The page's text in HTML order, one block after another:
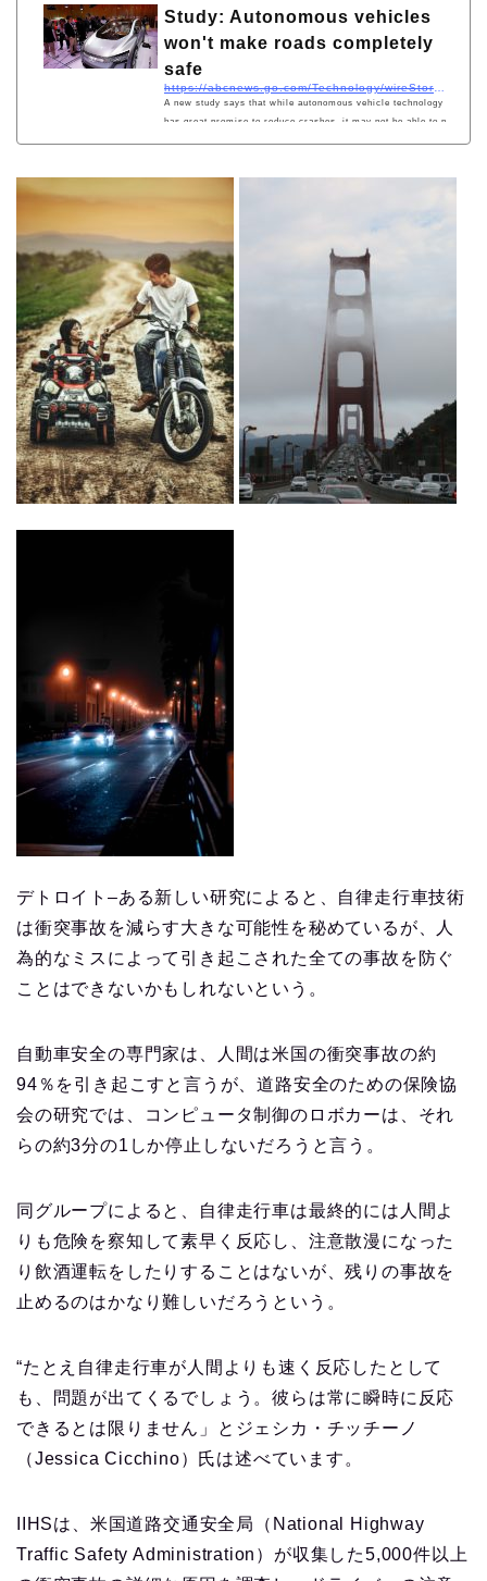
Study: Autonomous vehicles
won't make roads completely
safe
A new study says that while autonomous vehicle technology
has great promise to reduce crashes, it may not be able to p
デトロイト–ある新しい研究によると、自律走行車技術
は衝突事故を減らす大きな可能性を秘めているが、人
為的なミスによって引き起こされた全ての事故を防ぐ
ことはできないかもしれないという。
自動車安全の専門家は、人間は米国の衝突事故の約
94％を引き起こすと言うが、道路安全のための保険協
会の研究では、コンピュータ制御のロボカーは、それ
らの約3分の1しか停止しないだろうと言う。
同グループによると、自律走行車は最終的には人間よ
りも危険を察知して素早く反応し、注意散漫になった
り飲酒運転をしたりすることはないが、残りの事故を
止めるのはかなり難しいだろうという。
“たとえ自律走行車が人間よりも速く反応したとして
も、問題が出てくるでしょう。彼らは常に瞬時に反応
できるとは限りません」とジェシカ・チッチーノ
（Jessica Cicchino）氏は述べています。
IIHSは、米国道路交通安全局（National Highway
Traffic Safety Administration）が収集した5,000件以上